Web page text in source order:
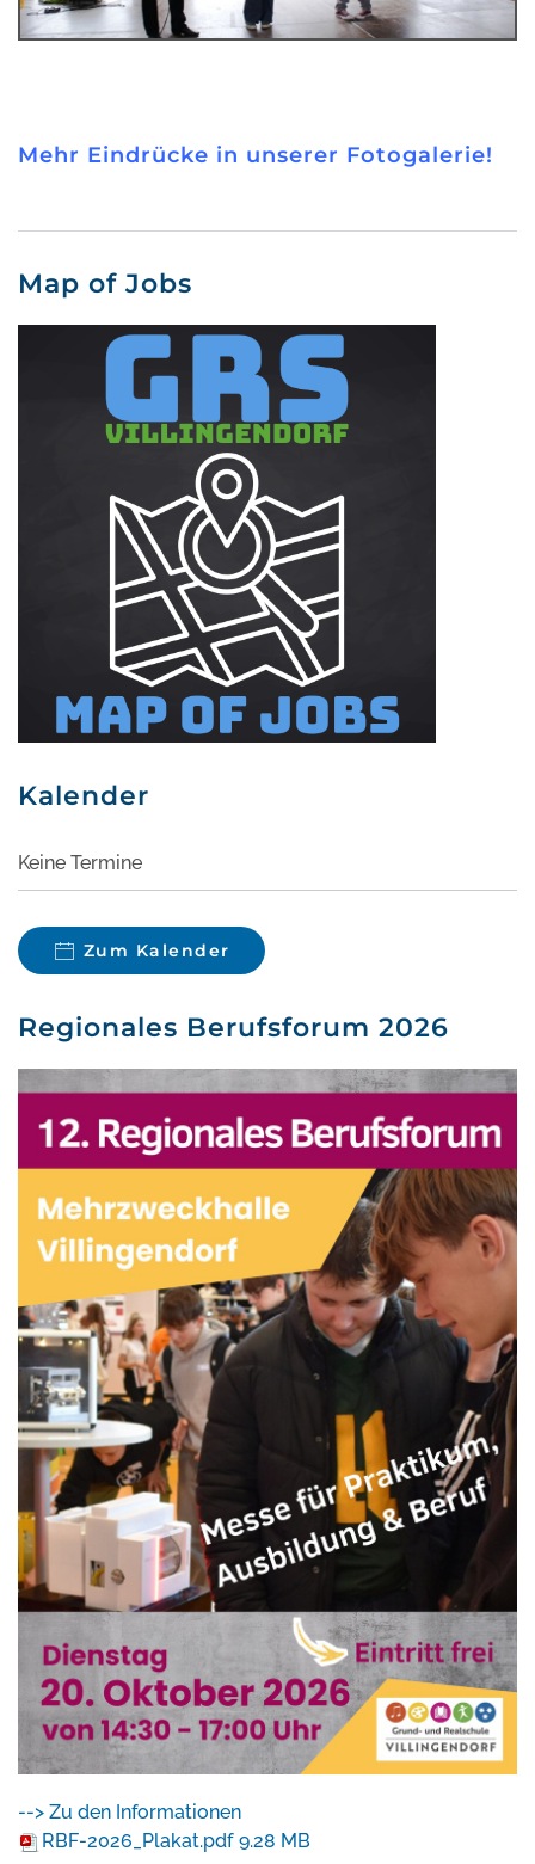
Mehr Eindrücke in unserer Fotogalerie!
Map of Jobs
Kalender
Keine Termine
Zum Kalender
Regionales Berufsforum 2026
--> Zu den Informationen
RBF-2026_Plakat.pdf 9.28 MB